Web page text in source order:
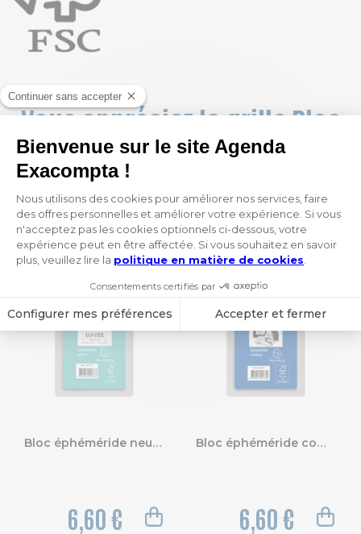
Vous appréciez la grille Bloc
éphém. ? Vous pourriez aussi
aimer :
Bloc éphéméride neutre sans support 6,5 x 9,7 cm - 2027
6,60 €
Bloc éphéméride comique sans support 6,5 x 9,7 cm 2027
6,60 €